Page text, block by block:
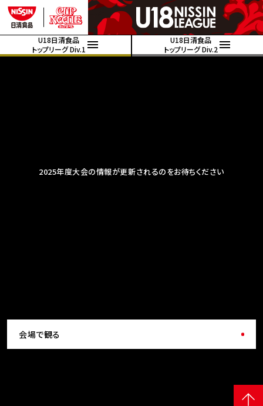
U18日清食品
トップリーグ Div.1
U18日清食品
トップリーグ Div.2
2025年度大会の情報が更新されるのをお待ちください
会場で観る